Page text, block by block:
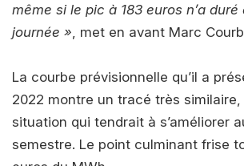
même si le pic à 183 euros n’a duré
journée » , met en avant Marc
La courbe prévisionnelle qu’il a
2022 montre un tracé très
situation qui tendrait à s’améliorer
semestre. Le point culminant frise